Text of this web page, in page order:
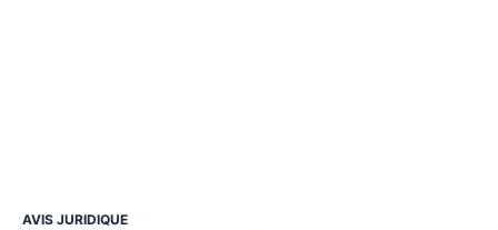
AVIS JURIDIQUE